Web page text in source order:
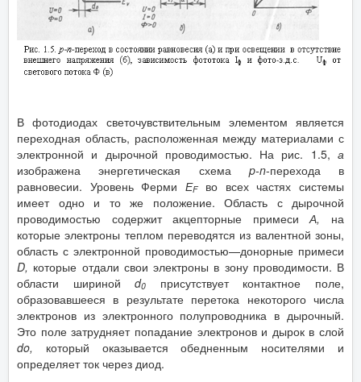
В фотодиодах светочувствительным элементом является
переходная область, расположенная между материалами с
электронной и дырочной проводимостью. На рис. 1.5, а
изображена энергетическая схема p-n-перехода в
равновесии. Уровень ФермиЕFво всех частях системы
имеет одно и то же положение. Область с дырочной
проводимостью содержит акцепторные примесиА, на
которые электроны теплом переводятся из валентной зоны,
область с электронной проводимостью—донорные примеси
D, которые отдали свои электроны в зону проводимости. В
области ширинойd0
присутствует контактное поле,
образовавшееся в результате перетока некоторого числа
электронов из электронного полупроводника в дырочный.
Это поле затрудняет попадание электронов и дырок в слой
do, который оказывается обедненным носителями и
определяет ток через диод.